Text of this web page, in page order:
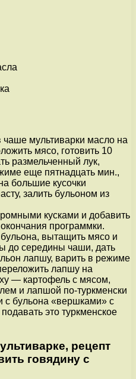
чаше мультиварки масло на
мясо, готовить 10
размельченный лук,
еще пятнадцать мин.,
большие кусочки
залить бульоном из
кусками и добавить
программки.
вытащить мясо и
до середины чаши, дать
лапшу, варить в режиме
лапшу на
— картофель с мясом,
и лапшой по-туркменски
с бульона «вершками» с
это туркменское
рецепт
говядину с